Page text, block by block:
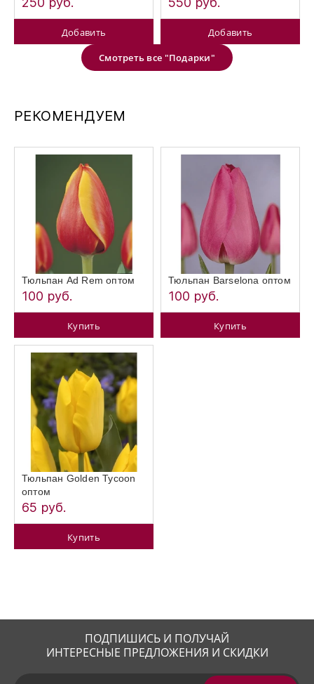
Добавить
Добавить
Смотреть все "Подарки"
РЕКОМЕНДУЕМ
Тюльпан Ad Rem оптом
100 руб.
Купить
Тюльпан Barselona оптом
100 руб.
Купить
Тюльпан Golden Tycoon
оптом
65 руб.
Купить
ПОДПИШИСЬ И ПОЛУЧАЙ
ИНТЕРЕСНЫЕ ПРЕДЛОЖЕНИЯ И СКИДКИ